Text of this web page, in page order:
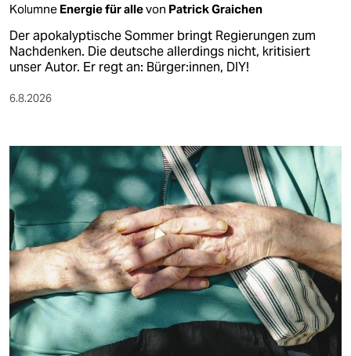
Kolumne Energie für allevon Patrick Graichen
Der apokalyptische Sommer bringt Regierungen zum
Nachdenken. Die deutsche allerdings nicht, kritisiert
unser Autor. Er regt an: Bürger:innen, DIY!
6.8.2026